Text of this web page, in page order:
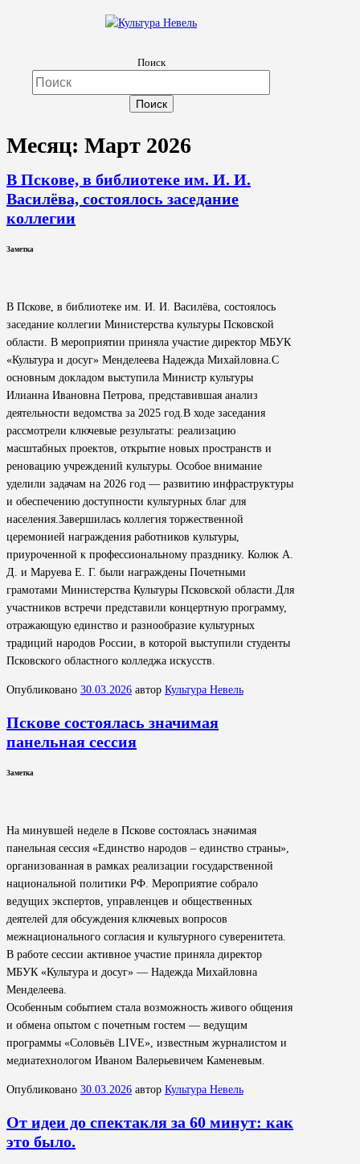
Культура Невель
МБУК Невельского района "Культура и досуг"
Поиск
Месяц: Март 2026
В Пскове, в библиотеке им. И. И.
Василёва, состоялось заседание
коллегии
Заметка
В Пскове, в библиотеке им. И. И. Василёва, состоялось
заседание коллегии Министерства культуры Псковской
области. В мероприятии приняла участие директор МБУК
«Культура и досуг» Менделеева Надежда Михайловна.С
основным докладом выступила Министр культуры
Илианна Ивановна Петрова, представившая анализ
деятельности ведомства за 2025 год.В ходе заседания
рассмотрели ключевые результаты: реализацию
масштабных проектов, открытие новых пространств и
реновацию учреждений культуры. Особое внимание
уделили задачам на 2026 год — развитию инфраструктуры
и обеспечению доступности культурных благ для
населения.Завершилась коллегия торжественной
церемонией награждения работников культуры,
приуроченной к профессиональному празднику. Колюк А.
Д. и Маруева Е. Г. были награждены Почетными
грамотами Министерства Культуры Псковской области.Для
участников встречи представили концертную программу,
отражающую единство и разнообразие культурных
традиций народов России, в которой выступили студенты
Псковского областного колледжа искусств.
Опубликовано 30.03.2026 автор Культура Невель
Пскове состоялась значимая
панельная сессия
Заметка
На минувшей неделе в Пскове состоялась значимая
панельная сессия «Единство народов – единство страны»,
организованная в рамках реализации государственной
национальной политики РФ. Мероприятие собрало
ведущих экспертов, управленцев и общественных
деятелей для обсуждения ключевых вопросов
межнационального согласия и культурного суверенитета.
В работе сессии активное участие приняла директор
МБУК «Культура и досуг» — Надежда Михайловна
Менделеева.
Особенным событием стала возможность живого общения
и обмена опытом с почетным гостем — ведущим
программы «Соловьёв LIVE», известным журналистом и
медиатехнологом Иваном Валерьевичем Каменевым.
Опубликовано 30.03.2026 автор Культура Невель
От идеи до спектакля за 60 минут: как
это было.